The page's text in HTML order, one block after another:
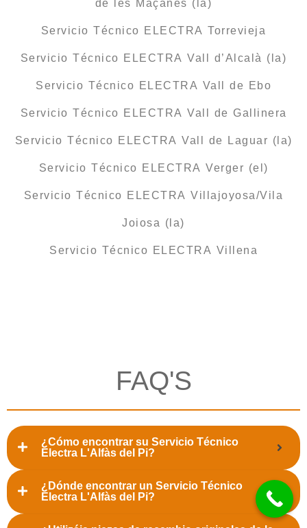
de les Maçanes (la)
Servicio Técnico ELECTRA Torrevieja
Servicio Técnico ELECTRA Vall d’Alcalà (la)
Servicio Técnico ELECTRA Vall de Ebo
Servicio Técnico ELECTRA Vall de Gallinera
Servicio Técnico ELECTRA Vall de Laguar (la)
Servicio Técnico ELECTRA Verger (el)
Servicio Técnico ELECTRA Villajoyosa/Vila
Joiosa (la)
Servicio Técnico ELECTRA Villena
FAQ'S
¿Cómo encontrar su Servicio Técnico
Electra L'Alfàs del Pi?
¿Dónde encontrar un Servicio Técnico
Electra L'Alfàs del Pi?